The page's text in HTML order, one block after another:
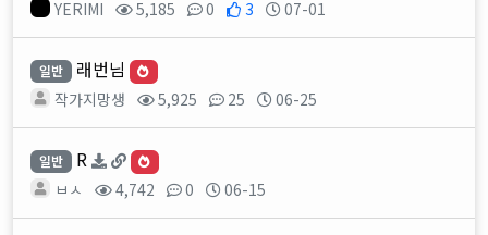
YERIMI 5,185 0 3 07-01
일반 래번님
작가지망생 5,925 25 06-25
일반 R
ㅂㅅ 4,742 0 06-15